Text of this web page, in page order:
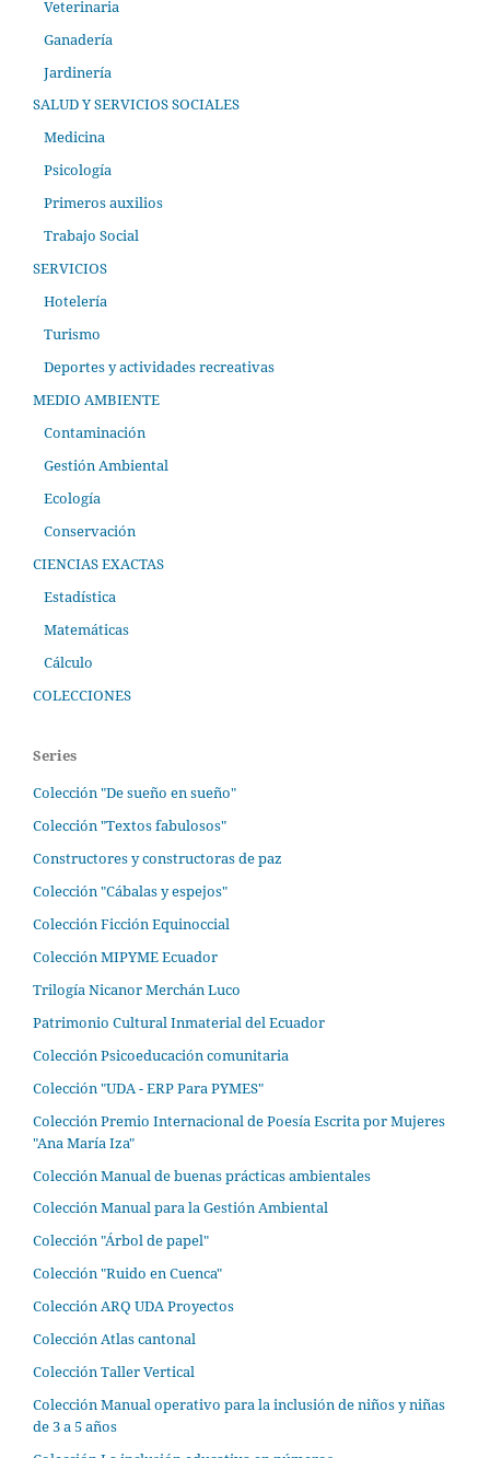
Veterinaria
Ganadería
Jardinería
SALUD Y SERVICIOS SOCIALES
Medicina
Psicología
Primeros auxilios
Trabajo Social
SERVICIOS
Hotelería
Turismo
Deportes y actividades recreativas
MEDIO AMBIENTE
Contaminación
Gestión Ambiental
Ecología
Conservación
CIENCIAS EXACTAS
Estadística
Matemáticas
Cálculo
COLECCIONES
Series
Colección "De sueño en sueño"
Colección "Textos fabulosos"
Constructores y constructoras de paz
Colección "Cábalas y espejos"
Colección Ficción Equinoccial
Colección MIPYME Ecuador
Trilogía Nicanor Merchán Luco
Patrimonio Cultural Inmaterial del Ecuador
Colección Psicoeducación comunitaria
Colección "UDA - ERP Para PYMES"
Colección Premio Internacional de Poesía Escrita por Mujeres
"Ana María Iza"
Colección Manual de buenas prácticas ambientales
Colección Manual para la Gestión Ambiental
Colección "Árbol de papel"
Colección "Ruido en Cuenca"
Colección ARQ UDA Proyectos
Colección Atlas cantonal
Colección Taller Vertical
Colección Manual operativo para la inclusión de niños y niñas
de 3 a 5 años